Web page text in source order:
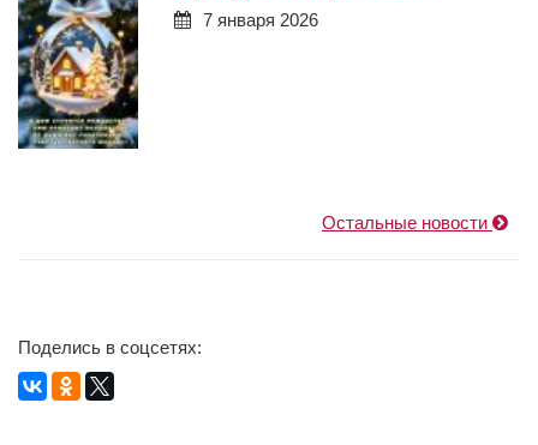
7 января 2026
Остальные новости
Поделись в соцсетях: